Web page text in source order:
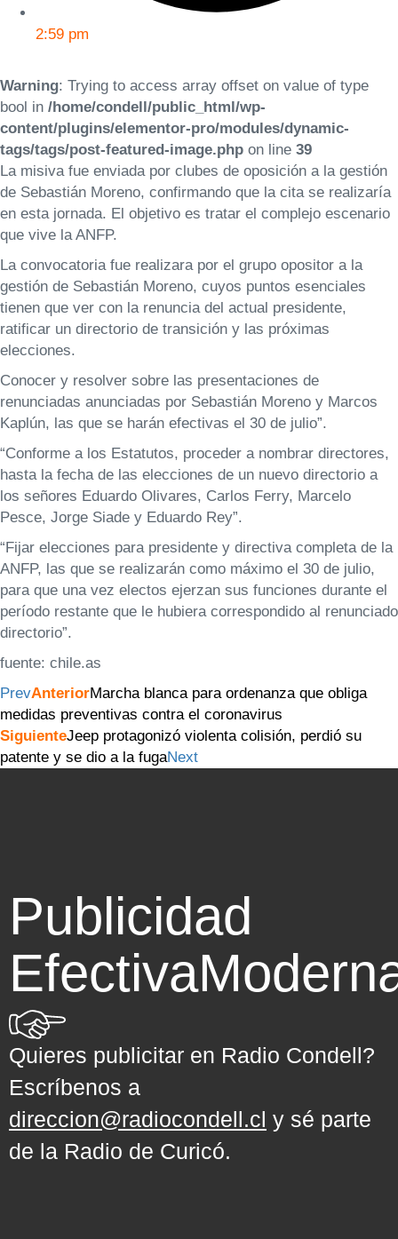
2:59 pm
Warning: Trying to access array offset on value of type
bool in /home/condell/public_html/wp-
content/plugins/elementor-pro/modules/dynamic-
tags/tags/post-featured-image.php on line 39
La misiva fue enviada por clubes de oposición a la gestión
de Sebastián Moreno, confirmando que la cita se realizaría
en esta jornada. El objetivo es tratar el complejo escenario
que vive la ANFP.
La convocatoria fue realizara por el grupo opositor a la
gestión de Sebastián Moreno, cuyos puntos esenciales
tienen que ver con la renuncia del actual presidente,
ratificar un directorio de transición y las próximas
elecciones.
Conocer y resolver sobre las presentaciones de
renunciadas anunciadas por Sebastián Moreno y Marcos
Kaplún, las que se harán efectivas el 30 de julio”.
“Conforme a los Estatutos, proceder a nombrar directores,
hasta la fecha de las elecciones de un nuevo directorio a
los señores Eduardo Olivares, Carlos Ferry, Marcelo
Pesce, Jorge Siade y Eduardo Rey”.
“Fijar elecciones para presidente y directiva completa de la
ANFP, las que se realizarán como máximo el 30 de julio,
para que una vez electos ejerzan sus funciones durante el
período restante que le hubiera correspondido al renunciado
directorio”.
fuente: chile.as
PrevAnteriorMarcha blanca para ordenanza que obliga
medidas preventivas contra el coronavirus
SiguienteJeep protagonizó violenta colisión, perdió su
patente y se dio a la fugaNext
Publicidad
Efectiva
Quieres publicitar en Radio Condell?
Escríbenos a
direccion@radiocondell.cl y sé parte
de la Radio de Curicó.